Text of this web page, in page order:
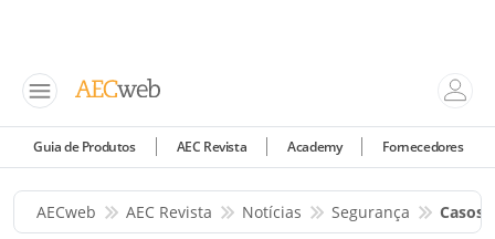
Guia de Produtos AEC Revista Academy Fornecedores
AECweb AEC Revista Notícias Segurança Casos